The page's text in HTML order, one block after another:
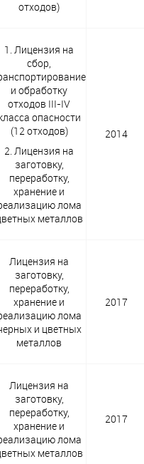
отходов)
1. Лицензия на
сбор,
и обработку
отходов III-IV
опасности
(12 отходов)
2. Лицензия на
заготовку,
переработку,
хранение и
лома
металлов
2014
Лицензия на
заготовку,
переработку,
хранение и
лома
и цветных
металлов
2017
Лицензия на
заготовку,
переработку,
хранение и
лома
металлов
2017